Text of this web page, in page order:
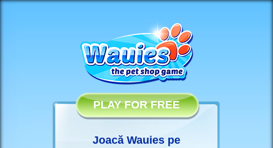
PLAY FOR FREE
Joacă Wauies pe